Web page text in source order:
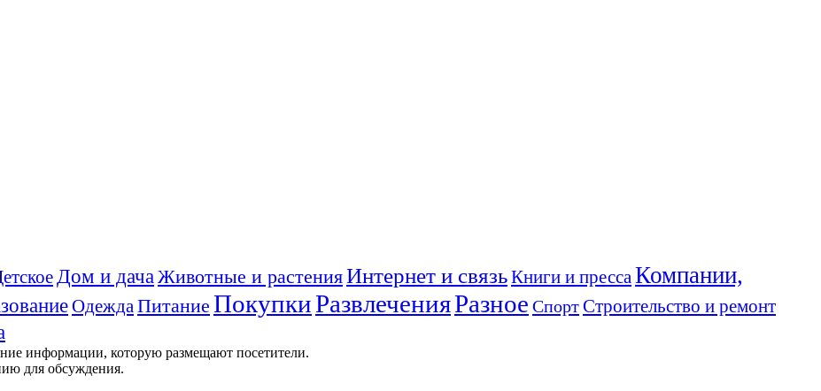
Дом и дача Животные и растенияИнтернет и связьКниги и пресса Компании,
Одежда Питание ПокупкиРазвлеченияРазное СпортСтроительство и ремонт
информации, которую размещают посетители.
для обсуждения.